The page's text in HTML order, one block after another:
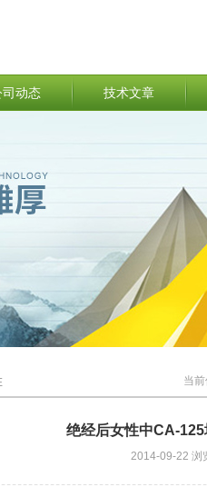
司动态 技术文章
当前
绝经后女性中CA-
2014-09-22 浏